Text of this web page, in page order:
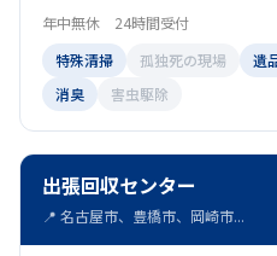
年中無休 24時間受付
特殊清掃
孤独死の現場 遺
消臭
害虫駆除
出張回収センター
📍 名古屋市、豊橋市、岡崎市...